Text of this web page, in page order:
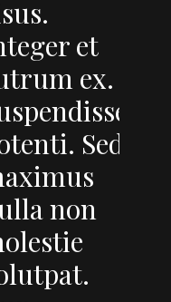
et
ex.
Sed
non